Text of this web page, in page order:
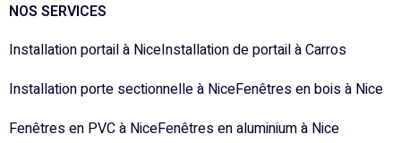
NOS SERVICES
Installation portail à NiceInstallation de portail à Carros
Installation porte sectionnelle à NiceFenêtres en bois à Nice
Fenêtres en PVC à NiceFenêtres en aluminium à Nice